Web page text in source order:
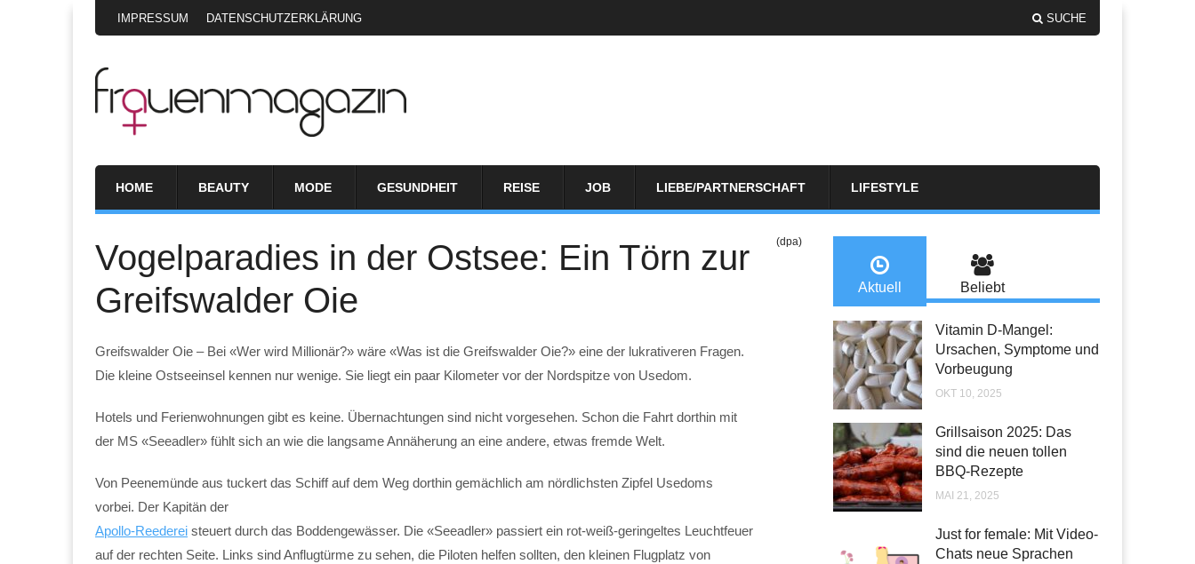
IMPRESSUM DATENSCHUTZERKLÄRUNG SUCHE
HOME BEAUTY MODE GESUNDHEIT REISE JOB LIEBE/PARTNERSCHAFT LIFESTYLE
Vogelparadies in der Ostsee: Ein Törn zur
Greifswalder Oie
(dpa)
Greifswalder Oie – Bei «Wer wird Millionär?» wäre «Was ist die Greifswalder Oie?» eine der lukrativeren Fragen.
Die kleine Ostseeinsel kennen nur wenige. Sie liegt ein paar Kilometer vor der Nordspitze von Usedom.
Hotels und Ferienwohnungen gibt es keine. Übernachtungen sind nicht vorgesehen. Schon die Fahrt dorthin mit
der MS «Seeadler» fühlt sich an wie die langsame Annäherung an eine andere, etwas fremde Welt.
Von Peenemünde aus tuckert das Schiff auf dem Weg dorthin gemächlich am nördlichsten Zipfel Usedoms
vorbei. Der Kapitän der
Apollo-Reederei steuert durch das Boddengewässer. Die «Seeadler» passiert ein rot-weiß-geringeltes Leuchtfeuer
auf der rechten Seite. Links sind Anflugtürme zu sehen, die Piloten helfen sollten, den kleinen Flugplatz von
Aktuell Beliebt
Vitamin D-Mangel:
Ursachen, Symptome und
Vorbeugung
OKT 10, 2025
Grillsaison 2025: Das
sind die neuen tollen
BBQ-Rezepte
MAI 21, 2025
Just for female: Mit Video-
Chats neue Sprachen